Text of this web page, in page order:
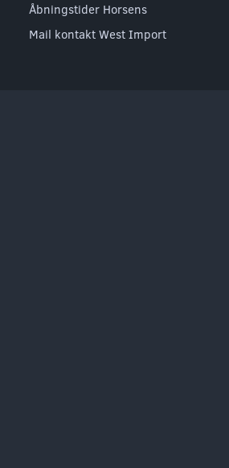
Åbningstider Horsens
Mail kontakt West Import